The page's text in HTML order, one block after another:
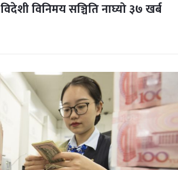
विदेशी विनिमय सञ्चिति नाघ्यो ३७ खर्ब